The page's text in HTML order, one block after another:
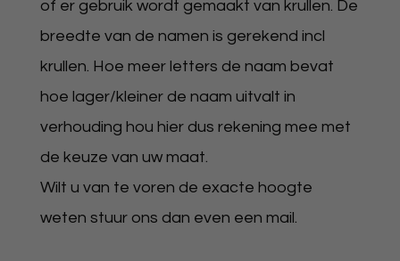
of er gebruik wordt gemaakt van krullen. De
breedte van de namen is gerekend incl
krullen. Hoe meer letters de naam bevat
hoe lager/kleiner de naam uitvalt in
verhouding hou hier dus rekening mee met
de keuze van uw maat.
Wilt u van te voren de exacte hoogte
weten stuur ons dan even een mail.